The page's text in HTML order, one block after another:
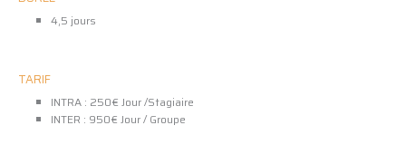
4,5 jours
TARIF
INTRA : 250€ Jour /Stagiaire
INTER : 950€ Jour / Groupe